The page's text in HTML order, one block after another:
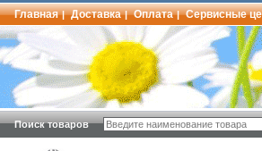
Главная | Доставка | Оплата | Сервисные
Поиск товаров